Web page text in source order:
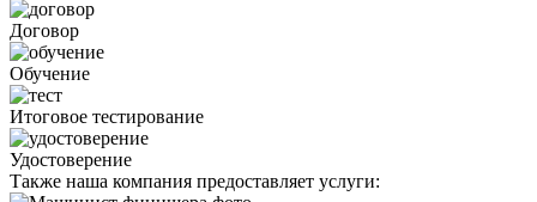
Договор
Обучение
Итоговое тестирование
Удостоверение
Также наша компания предоставляет услуги: